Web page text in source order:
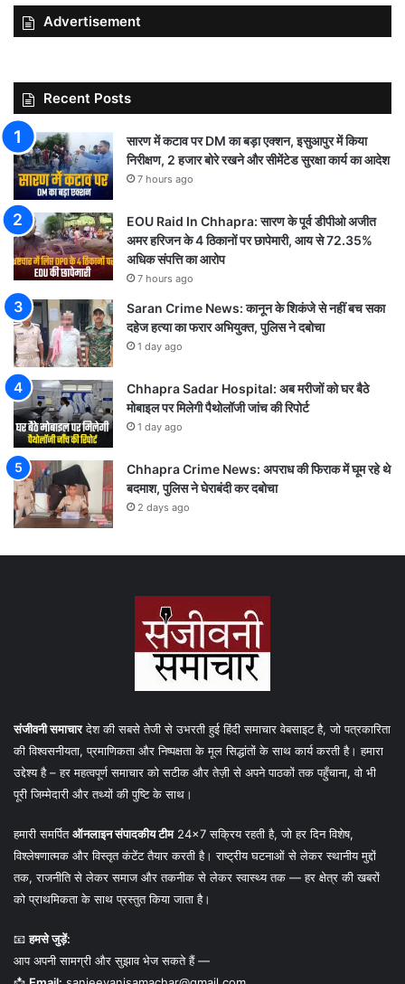
Advertisement
Recent Posts
सारण में कटाव पर DM का बड़ा एक्शन, इसुआपुर में किया
निरीक्षण, 2 हजार बोरे रखने और सीमेंटेड सुरक्षा कार्य का आदेश
7 hours ago
EOU Raid In Chhapra: सारण के पूर्व डीपीओ अजीत
अमर हरिजन के 4 ठिकानों पर छापेमारी, आय से 72.35%
अधिक संपत्ति का आरोप
7 hours ago
Saran Crime News: कानून के शिकंजे से नहीं बच सका
दहेज हत्या का फरार अभियुक्त, पुलिस ने दबोचा
1 day ago
Chhapra Sadar Hospital: अब मरीजों को घर बैठे
मोबाइल पर मिलेगी पैथोलॉजी जांच की रिपोर्ट
1 day ago
Chhapra Crime News: अपराध की फिराक में घूम रहे थे
बदमाश, पुलिस ने घेराबंदी कर दबोचा
2 days ago
संजीवनी समाचारदेश की सबसे तेजी से उभरती हुई हिंदी समाचार वेबसाइट है, जो पत्रकारिता
की विश्वसनीयता, प्रमाणिकता और निष्पक्षता के मूल सिद्धांतों के साथ कार्य करती है। हमारा
उद्देश्य है – हर महत्वपूर्ण समाचार को सटीक और तेज़ी से अपने पाठकों तक पहुँचाना, वो भी
पूरी जिम्मेदारी और तथ्यों की पुष्टि के साथ।
हमारी समर्पितऑनलाइन संपादकीय टीम24×7 सक्रिय रहती है, जो हर दिन विशेष,
विश्लेषणात्मक और विस्तृत कंटेंट तैयार करती है। राष्ट्रीय घटनाओं से लेकर स्थानीय मुद्दों
तक, राजनीति से लेकर समाज और तकनीक से लेकर स्वास्थ्य तक — हर क्षेत्र की खबरों
को प्राथमिकता के साथ प्रस्तुत किया जाता है।
📧हमसे जुड़ें:
आप अपनी सामग्री और सुझाव भेज सकते हैं —